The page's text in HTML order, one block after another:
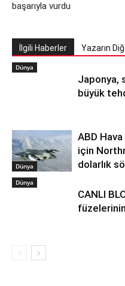
başarıyla vurdu
İlgili Haberler Yazarın
Dünya
Japonya,
büyük
Dünya
ABD
için
dolarlık
Dünya
CANLI
füzelerinin